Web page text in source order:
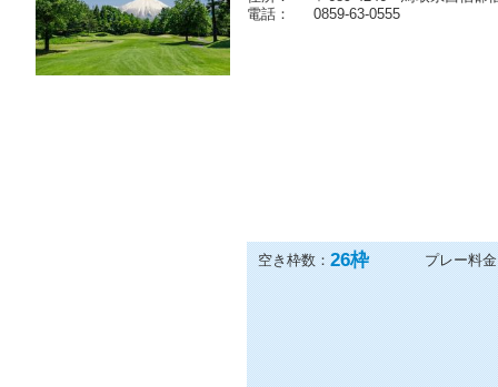
電話：
0859-63-0555
空き枠数： 26枠 プレー料